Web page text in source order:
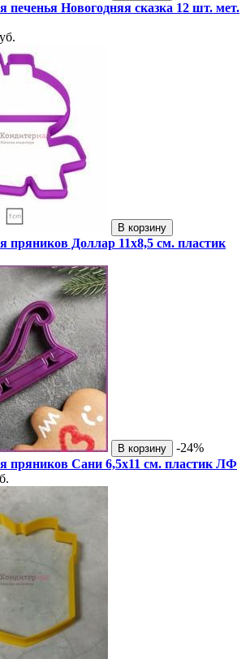
печенья Новогодняя сказка 12 шт. мет.
В корзину
пряников Доллар 11х8,5 см. пластик
В корзину
-24%
пряников Сани 6,5х11 см. пластик ЛФ